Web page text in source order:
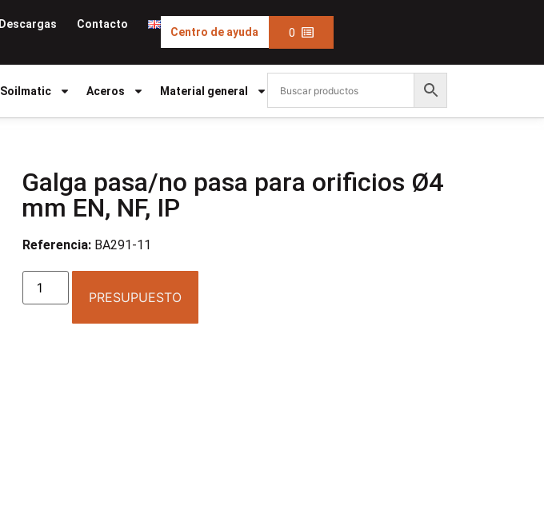
Descargas Contacto
Centro de ayuda 0
Soilmatic Aceros Material general
Galga pasa/no pasa para orificios Ø4
mm EN, NF, IP
Referencia: BA291-11
PRESUPUESTO